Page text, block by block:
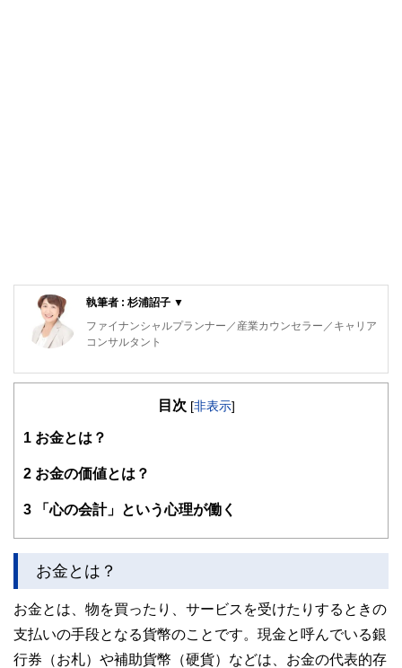
執筆者 : 杉浦詔子 ▼
ファイナンシャルプランナー／産業カウンセラー／キャリア
コンサルタント
「働く人たちを応援するファイナンシャルプランナー／カウ
れた方を含めた働く人たちとその家族のためのファイナンシ
などのＦＰ活動を開始しました。２０１２年に「みはまライ
カウンセラーとして活動しています。
目次 [非表示]
1 お金とは？
2 お金の価値とは？
3 「心の会計」という心理が働く
お金とは？
お金とは、物を買ったり、サービスを受けたりするときの
支払いの手段となる貨幣のことです。現金と呼んでいる銀
行券（お札）や補助貨幣（硬貨）などは、お金の代表的存